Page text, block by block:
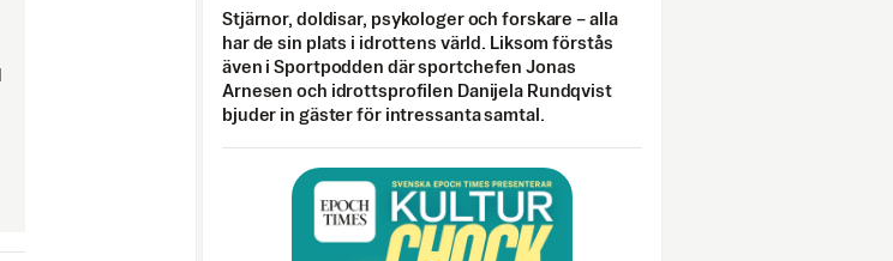
Stjärnor, doldisar, psykologer och forskare – alla
har de sin plats i idrottens värld. Liksom förstås
även i Sportpodden där sportchefen Jonas
Arnesen och idrottsprofilen Danijela Rundqvist
bjuder in gäster för intressanta samtal.